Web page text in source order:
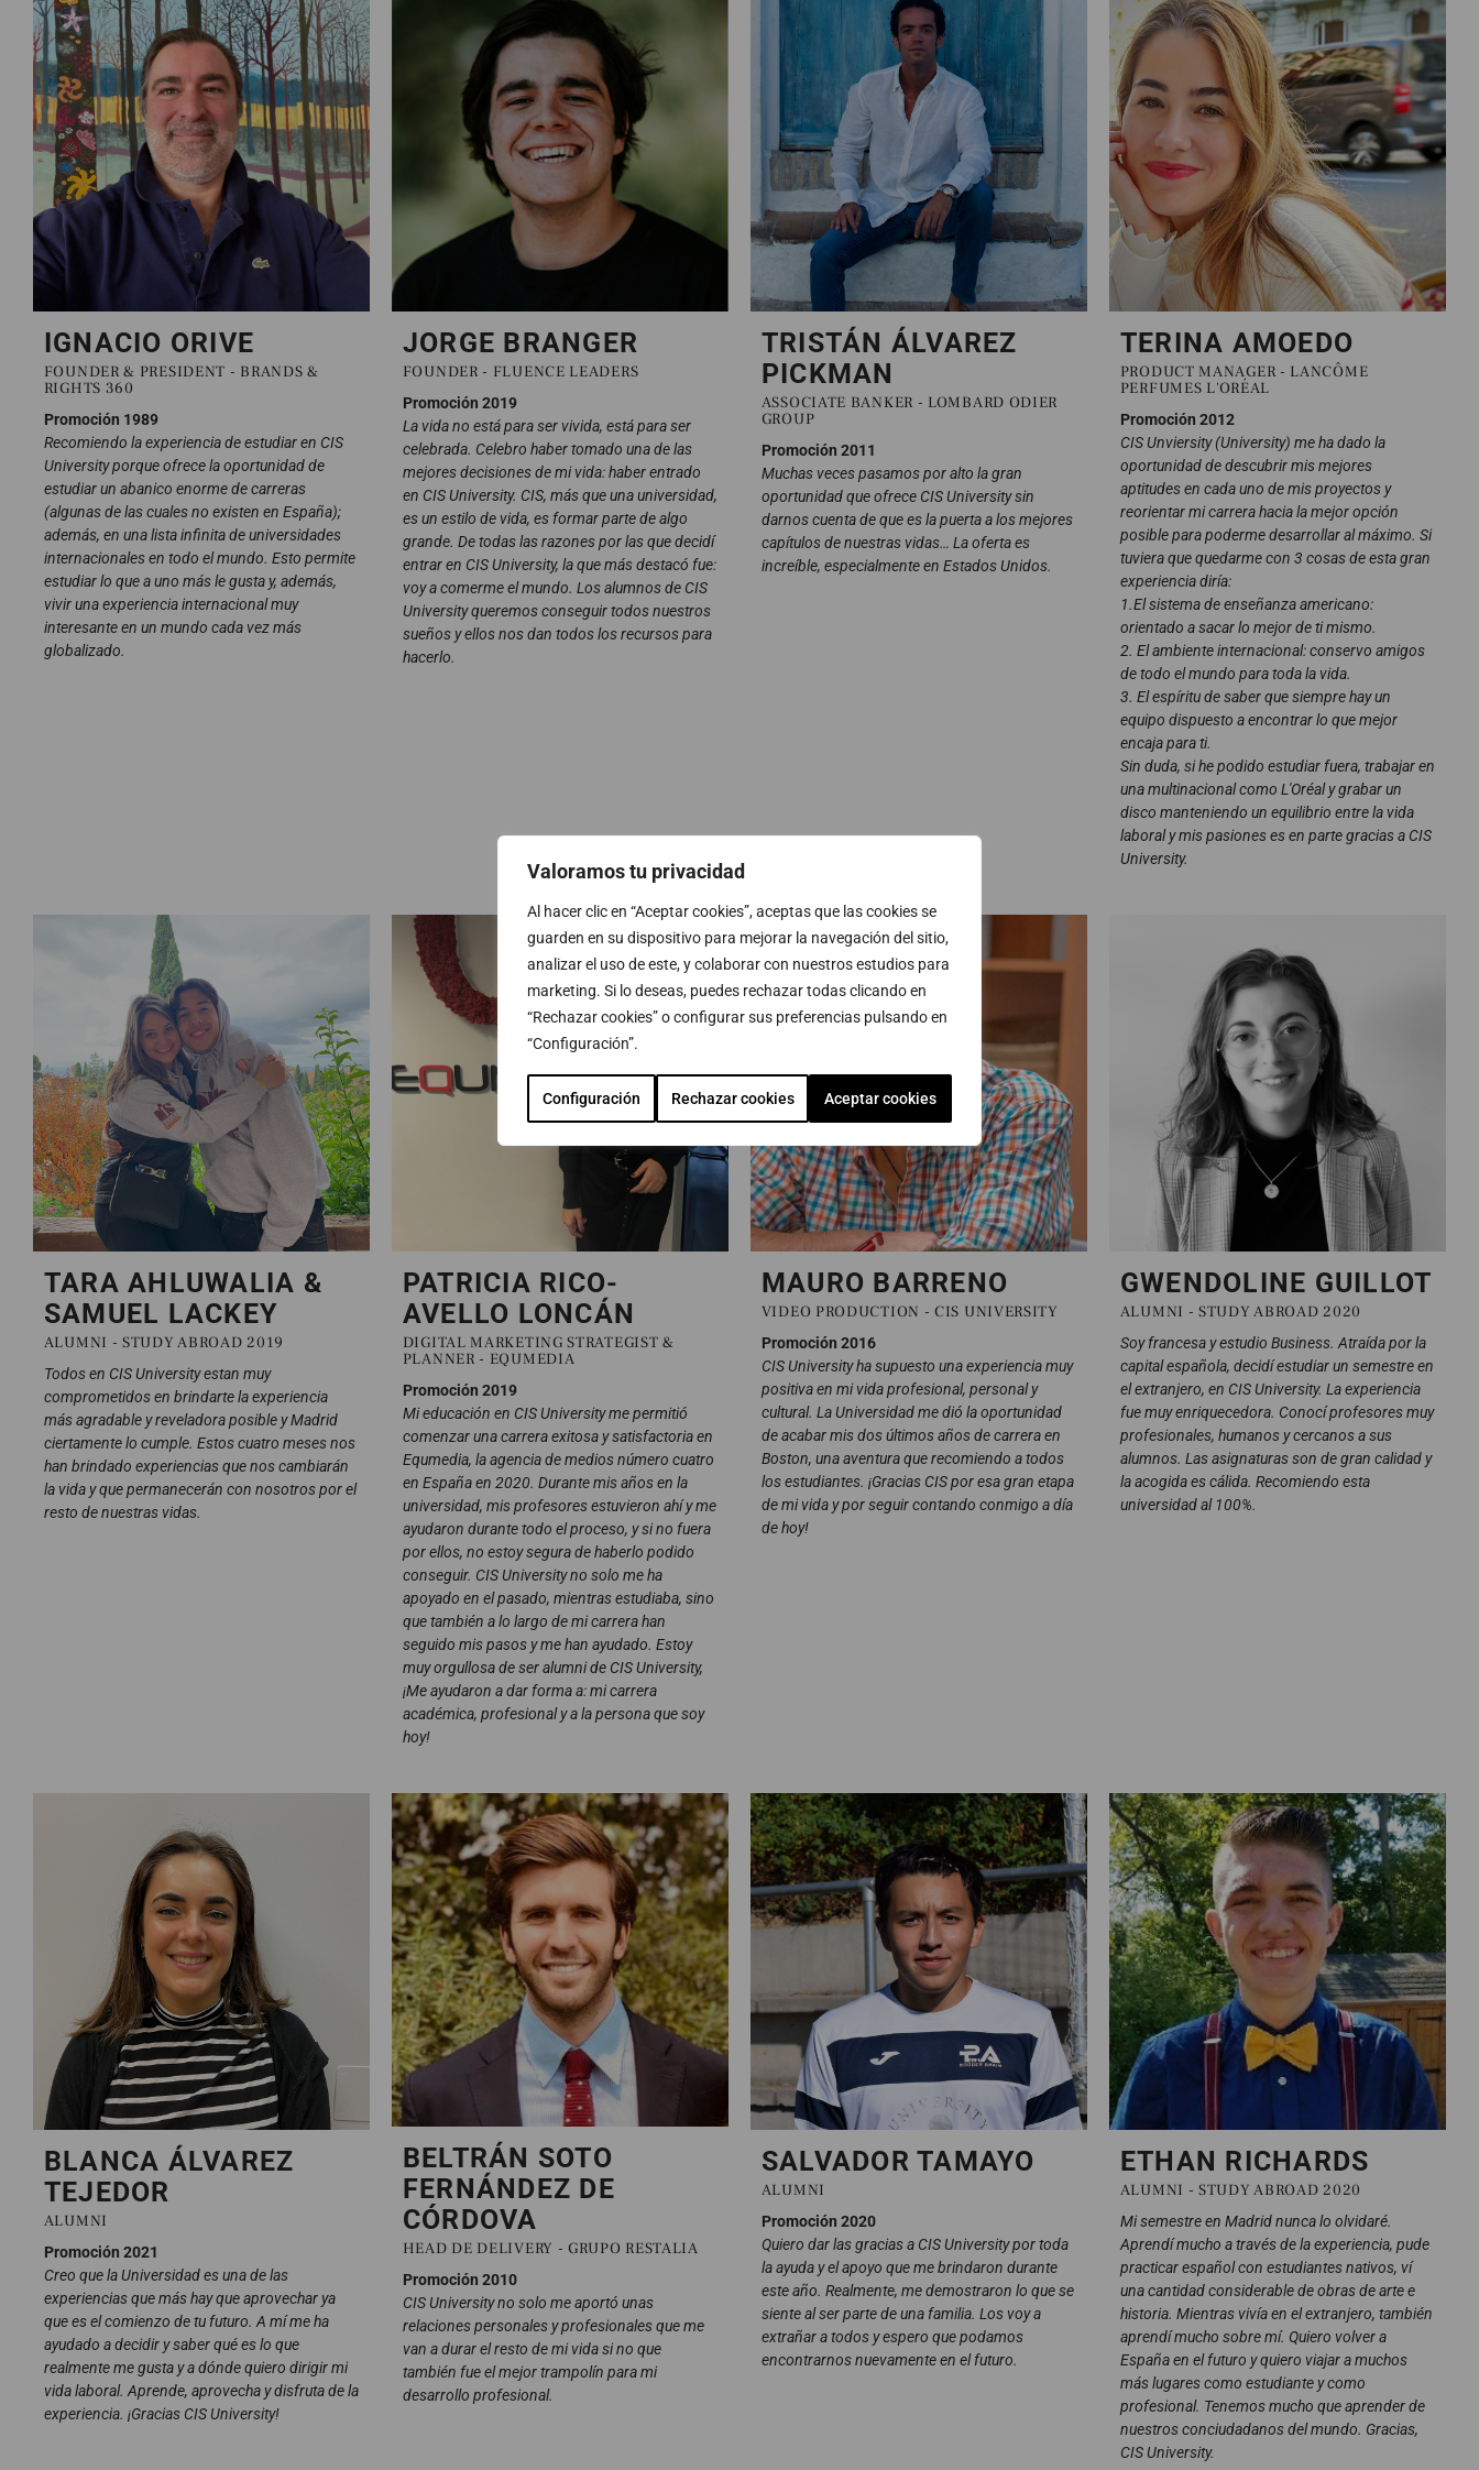
Valoramos tu privacidad
Al hacer clic en “Aceptar cookies”, aceptas que las cookies se
guarden en su dispositivo para mejorar la navegación del sitio,
analizar el uso de este, y colaborar con nuestros estudios para
marketing. Si lo deseas, puedes rechazar todas clicando en
“Rechazar cookies” o configurar sus preferencias pulsando en
“Configuración”.
Configuración Rechazar cookies Aceptar cookies
IGNACIO ORIVE
FOUNDER & PRESIDENT - BRANDS &
RIGHTS 360
Promoción 1989
Recomiendo la experiencia de estudiar en CIS
University porque ofrece la oportunidad de
estudiar un abanico enorme de carreras
(algunas de las cuales no existen en España);
además, en una lista infinita de universidades
internacionales en todo el mundo. Esto permite
estudiar lo que a uno más le gusta y, además,
vivir una experiencia internacional muy
interesante en un mundo cada vez más
globalizado.
JORGE BRANGER
FOUNDER - FLUENCE LEADERS
Promoción 2019
La vida no está para ser vivida, está para ser
celebrada. Celebro haber tomado una de las
mejores decisiones de mi vida: haber entrado
en CIS University. CIS, más que una universidad,
es un estilo de vida, es formar parte de algo
grande. De todas las razones por las que decidí
entrar en CIS University, la que más destacó fue:
voy a comerme el mundo. Los alumnos de CIS
University queremos conseguir todos nuestros
sueños y ellos nos dan todos los recursos para
hacerlo.
TRISTÁN ÁLVAREZ
PICKMAN
ASSOCIATE BANKER - LOMBARD ODIER
GROUP
Promoción 2011
Muchas veces pasamos por alto la gran
oportunidad que ofrece CIS University sin
darnos cuenta de que es la puerta a los mejores
capítulos de nuestras vidas… La oferta es
increíble, especialmente en Estados Unidos.
TERINA AMOEDO
PRODUCT MANAGER - LANCÔME
PERFUMES L'ORÉAL
Promoción 2012
CIS Unviersity (University) me ha dado la
oportunidad de descubrir mis mejores
aptitudes en cada uno de mis proyectos y
reorientar mi carrera hacia la mejor opción
posible para poderme desarrollar al máximo. Si
tuviera que quedarme con 3 cosas de esta gran
experiencia diría:
1.El sistema de enseñanza americano:
orientado a sacar lo mejor de ti mismo.
2. El ambiente internacional: conservo amigos
de todo el mundo para toda la vida.
3. El espíritu de saber que siempre hay un
equipo dispuesto a encontrar lo que mejor
encaja para ti.
Sin duda, si he podido estudiar fuera, trabajar en
una multinacional como L'Oréal y grabar un
disco manteniendo un equilibrio entre la vida
laboral y mis pasiones es en parte gracias a CIS
University.
TARA AHLUWALIA &
SAMUEL LACKEY
ALUMNI - STUDY ABROAD 2019
Todos en CIS University estan muy
comprometidos en brindarte la experiencia
más agradable y reveladora posible y Madrid
ciertamente lo cumple. Estos cuatro meses nos
han brindado experiencias que nos cambiarán
la vida y que permanecerán con nosotros por el
resto de nuestras vidas.
PATRICIA RICO-
AVELLO LONCÁN
DIGITAL MARKETING STRATEGIST &
PLANNER - EQUMEDIA
Promoción 2019
Mi educación en CIS University me permitió
comenzar una carrera exitosa y satisfactoria en
Equmedia, la agencia de medios número cuatro
en España en 2020. Durante mis años en la
universidad, mis profesores estuvieron ahí y me
ayudaron durante todo el proceso, y si no fuera
por ellos, no estoy segura de haberlo podido
conseguir. CIS University no solo me ha
apoyado en el pasado, mientras estudiaba, sino
que también a lo largo de mi carrera han
seguido mis pasos y me han ayudado. Estoy
muy orgullosa de ser alumni de CIS University,
¡Me ayudaron a dar forma a: mi carrera
académica, profesional y a la persona que soy
hoy!
MAURO BARRENO
VIDEO PRODUCTION - CIS UNIVERSITY
Promoción 2016
CIS University ha supuesto una experiencia muy
positiva en mi vida profesional, personal y
cultural. La Universidad me dió la oportunidad
de acabar mis dos últimos años de carrera en
Boston, una aventura que recomiendo a todos
los estudiantes. ¡Gracias CIS por esa gran etapa
de mi vida y por seguir contando conmigo a día
de hoy!
GWENDOLINE GUILLOT
ALUMNI - STUDY ABROAD 2020
Soy francesa y estudio Business. Atraída por la
capital española, decidí estudiar un semestre en
el extranjero, en CIS University. La experiencia
fue muy enriquecedora. Conocí profesores muy
profesionales, humanos y cercanos a sus
alumnos. Las asignaturas son de gran calidad y
la acogida es cálida. Recomiendo esta
universidad al 100%.
BLANCA ÁLVAREZ
TEJEDOR
ALUMNI
Promoción 2021
Creo que la Universidad es una de las
experiencias que más hay que aprovechar ya
que es el comienzo de tu futuro. A mí me ha
ayudado a decidir y saber qué es lo que
realmente me gusta y a dónde quiero dirigir mi
vida laboral. Aprende, aprovecha y disfruta de la
experiencia. ¡Gracias CIS University!
BELTRÁN SOTO
FERNÁNDEZ DE
CÓRDOVA
HEAD DE DELIVERY - GRUPO RESTALIA
Promoción 2010
CIS University no solo me aportó unas
relaciones personales y profesionales que me
van a durar el resto de mi vida si no que
también fue el mejor trampolín para mi
desarrollo profesional.
SALVADOR TAMAYO
ALUMNI
Promoción 2020
Quiero dar las gracias a CIS University por toda
la ayuda y el apoyo que me brindaron durante
este año. Realmente, me demostraron lo que se
siente al ser parte de una familia. Los voy a
extrañar a todos y espero que podamos
encontrarnos nuevamente en el futuro.
ETHAN RICHARDS
ALUMNI - STUDY ABROAD 2020
Mi semestre en Madrid nunca lo olvidaré.
Aprendí mucho a través de la experiencia, pude
practicar español con estudiantes nativos, ví
una cantidad considerable de obras de arte e
historia. Mientras vivía en el extranjero, también
aprendí mucho sobre mí. Quiero volver a
España en el futuro y quiero viajar a muchos
más lugares como estudiante y como
profesional. Tenemos mucho que aprender de
nuestros conciudadanos del mundo. Gracias,
CIS University.